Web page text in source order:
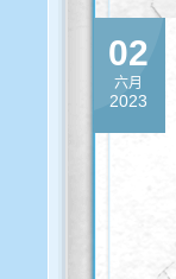
02
六月
2023